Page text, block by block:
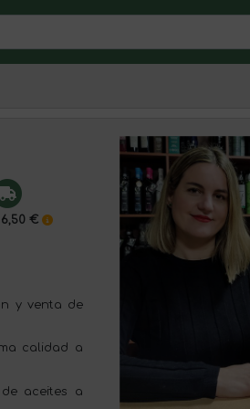
6,50 €
y venta de
calidad a
aceites a